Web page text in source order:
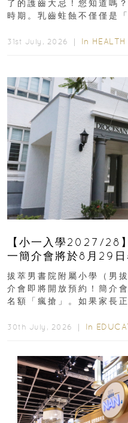
了的護齒大忌！您知道嗎
時期。乳齒蛀蝕不僅僅是
31st July, 2026 ｜ In
【小一入學2027/28
一簡介會將於8月29日
｜更設有網上重溫
拔萃男書院附屬小學（男
介會即將開放預約！簡介
名額「瘋搶」。如果家長
30th July, 2026 ｜ In